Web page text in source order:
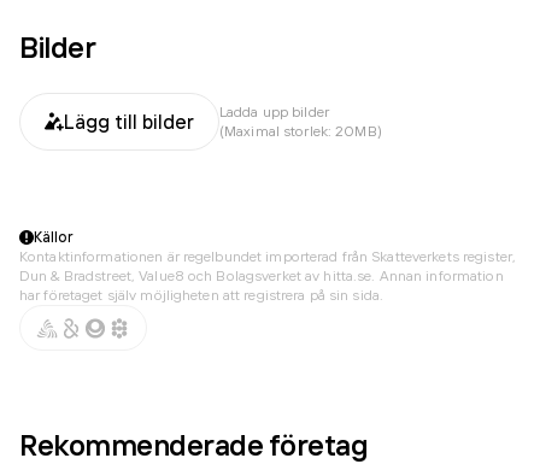
Bilder
Lägg till bilder
Ladda upp bilder
(Maximal storlek: 20MB)
Källor
Kontaktinformationen är regelbundet importerad från Skatteverkets register,
Dun & Bradstreet, Value8 och Bolagsverket av hitta.se. Annan information
har företaget själv möjligheten att registrera på sin sida.
Rekommenderade företag